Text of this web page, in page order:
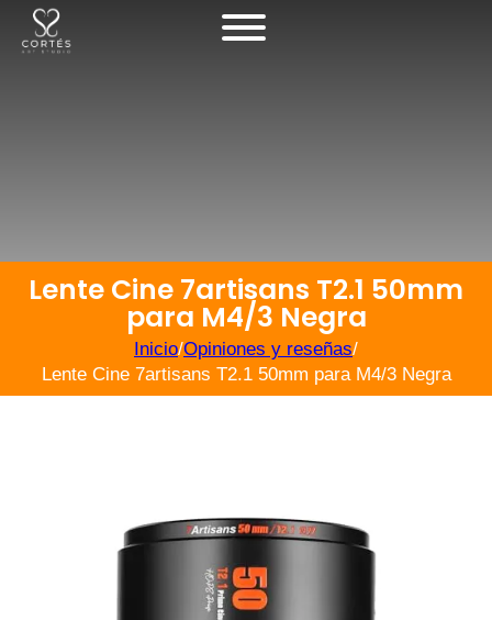
Lente Cine 7artisans T2.1 50mm
para M4/3 Negra
Inicio/Opiniones y reseñas/
Lente Cine 7artisans T2.1 50mm para M4/3 Negra